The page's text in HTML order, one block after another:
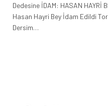
Dedesine İDAM: HASAN HAYRİ
Hasan Hayri Bey İdam Edildi
Dersim…